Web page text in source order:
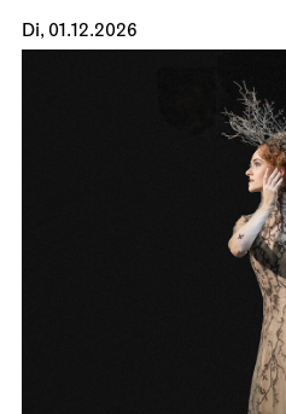
Di, 01.12.2026